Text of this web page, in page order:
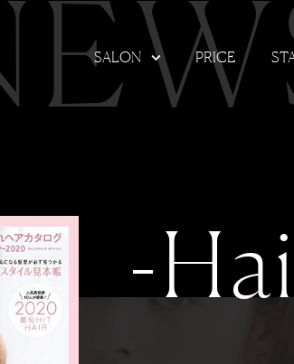
SALON PRICE
-